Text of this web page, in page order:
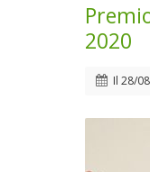
2020
Il 28/